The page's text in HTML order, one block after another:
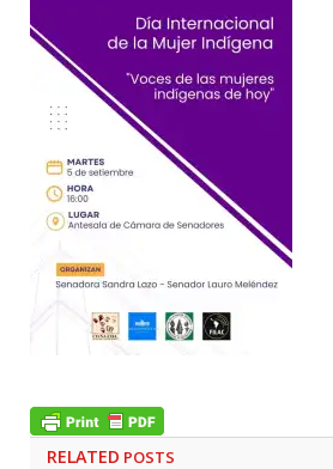
RELATED POSTS